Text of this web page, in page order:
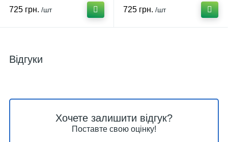
725 грн. /шт 725 грн. /шт
Відгуки
Хочете залишити відгук?
Поставте свою оцінку!